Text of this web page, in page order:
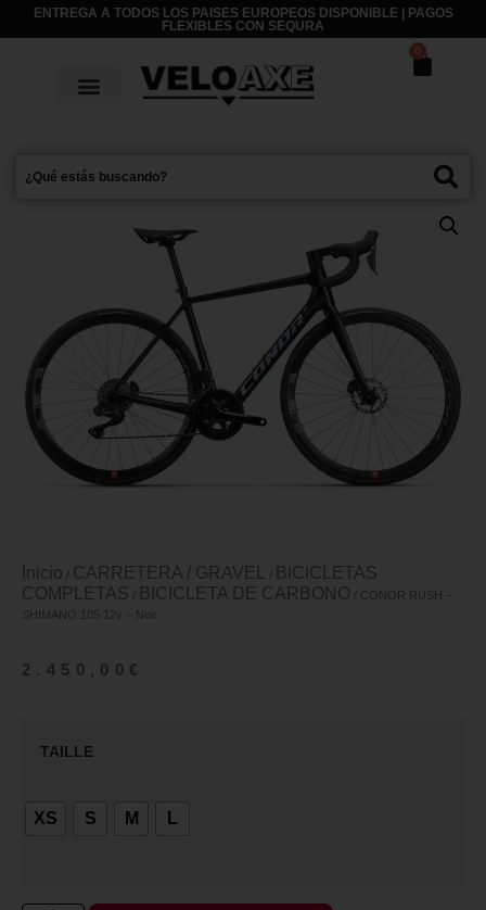
ENTREGA A TODOS LOS PAISES EUROPEOS DISPONIBLE | PAGOS
FLEXIBLES CON SEQURA
0
Inicio CARRETERA / GRAVEL
BICICLETAS
COMPLETAS
BICICLETA DE CARBONO / CONOR RUSH –
SHIMANO 105 12v – Noir
2.450,00 €
TAILLE
XS S M L